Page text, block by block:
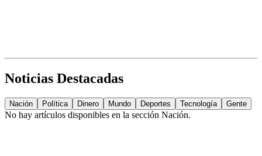
Noticias Destacadas
Nación Política Dinero Mundo Deportes Tecnología Gente
No hay artículos disponibles en la sección Nación.